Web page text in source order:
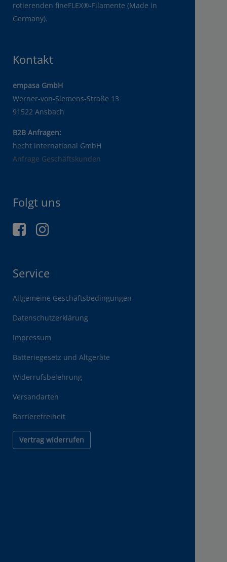
rotierenden fineFLEX®-Filamente (Made in
Germany).
Kontakt
empasa GmbH
Werner-von-Siemens-Straße 13
91522 Ansbach
B2B Anfragen:
hecht international GmbH
Anfrage Geschäftskunden
Folgt uns
Service
Allgemeine Geschäftsbedingungen
Datenschutzerklärung
Impressum
Batteriegesetz und Altgeräte
Widerrufsbelehrung
Versandarten
Barrierefreiheit
Vertrag widerrufen